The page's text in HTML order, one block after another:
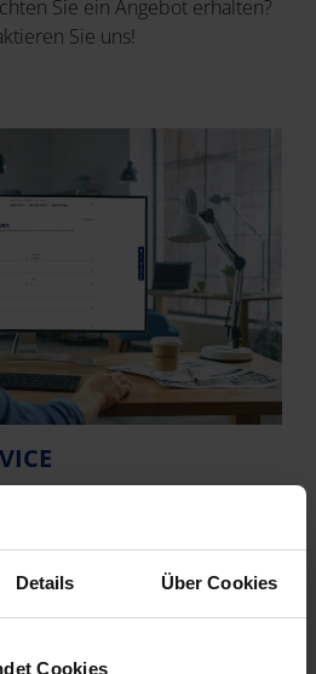
Details Über Cookies
Cookies
Sie ein Angebot erhalten?
Sie uns!
senden